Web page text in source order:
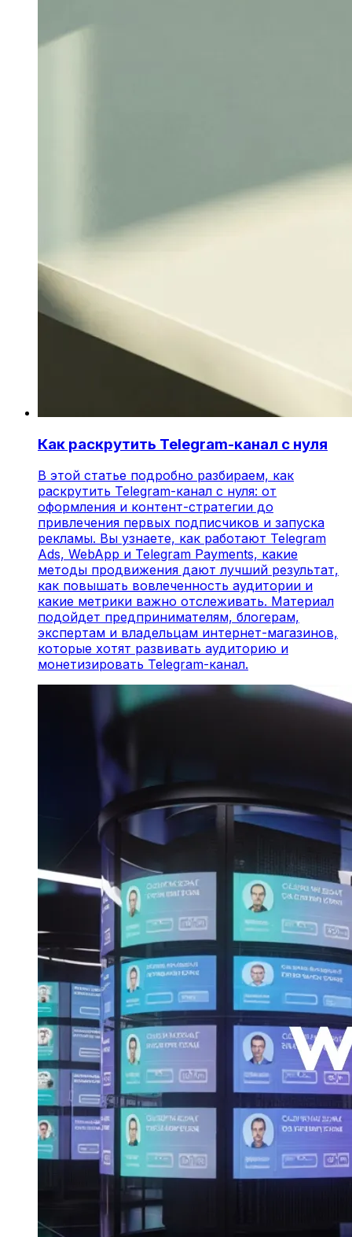
Как раскрутить Telegram-канал с нуля
В этой статье подробно разбираем, как
раскрутить Telegram-канал с нуля: от
оформления и контент-стратегии до
привлечения первых подписчиков и запуска
рекламы. Вы узнаете, как работают Telegram
Ads, WebApp и Telegram Payments, какие
методы продвижения дают лучший результат,
как повышать вовлеченность аудитории и
какие метрики важно отслеживать. Материал
подойдет предпринимателям, блогерам,
экспертам и владельцам интернет-магазинов,
которые хотят развивать аудиторию и
монетизировать Telegram-канал.